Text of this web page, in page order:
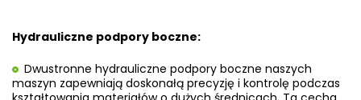
Hydrauliczne podpory boczne:
Dwustronne hydrauliczne podpory boczne naszych
maszyn zapewniają doskonałą precyzję i kontrolę podczas